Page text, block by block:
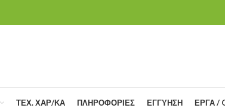
ΤΕΧ. ΧΑΡ/ΚΑ ΠΛΗΡΟΦΟΡΙΕΣ ΕΓΓΥΗΣΗ ΕΡΓΑ /